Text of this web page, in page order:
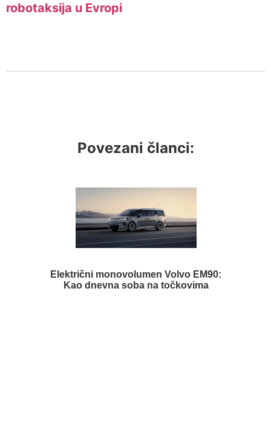
robotaksija u Evropi
Povezani članci:
Električni monovolumen Volvo EM90:
Kao dnevna soba na točkovima